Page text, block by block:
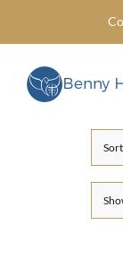
content